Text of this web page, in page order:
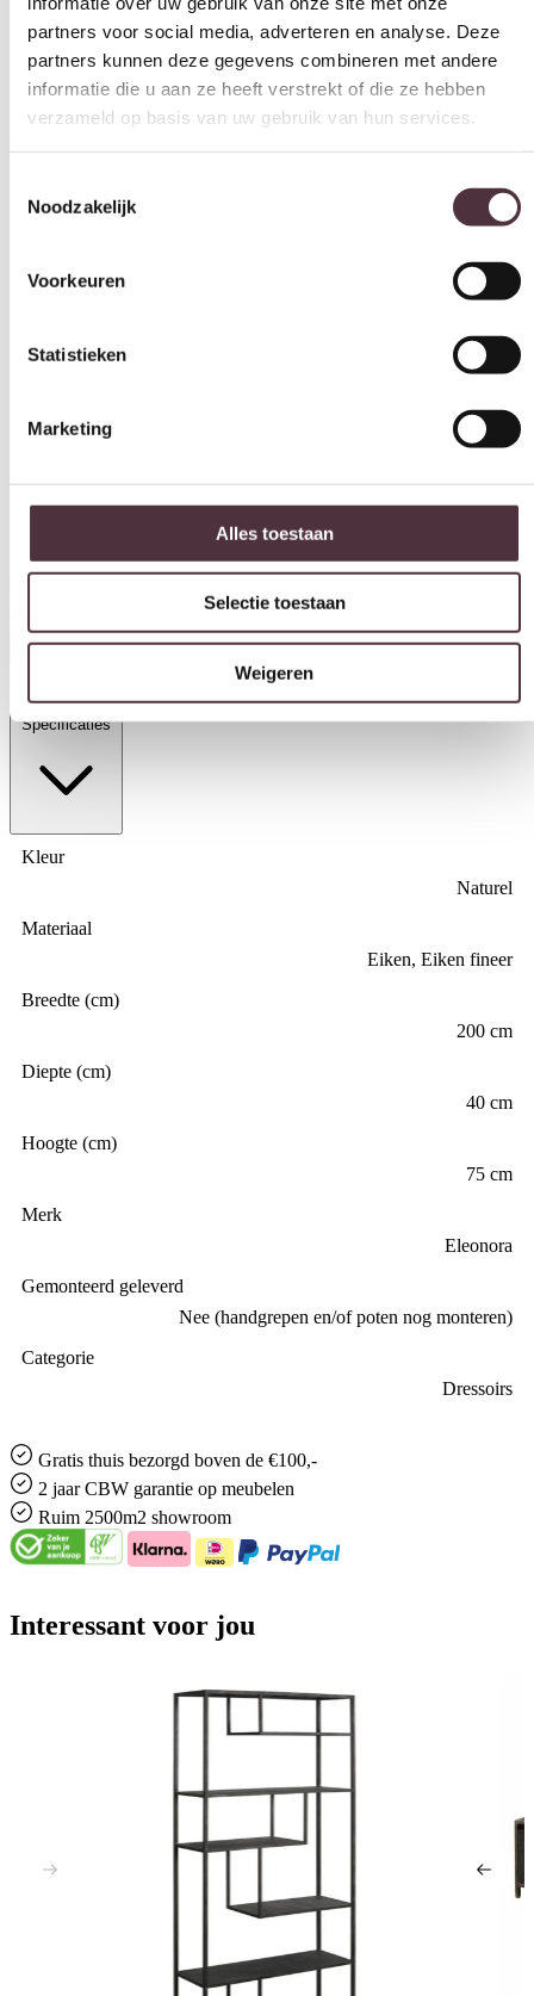
partners kunnen deze gegevens combineren met andere
informatie die u aan ze heeft verstrekt of die ze hebben
verzameld op basis van uw gebruik van hun services.
Toestemmingsselectie
Selectie toestaan
Weigeren
Specificaties
Kleur
Naturel
Materiaal
Eiken, Eiken fineer
Breedte (cm)
200 cm
Diepte (cm)
40 cm
Hoogte (cm)
75 cm
Merk
Eleonora
Gemonteerd geleverd
Nee (handgrepen en/of poten nog monteren)
Categorie
Dressoirs
Gratis thuis bezorgd boven de €100,-
2 jaar CBW garantie op meubelen
Ruim 2500m2 showroom
Interessant voor jou